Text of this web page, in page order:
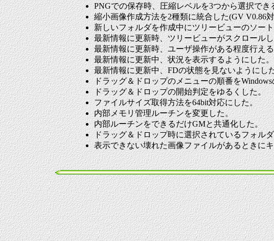
PNGでの保存時、圧縮レベルを3つから選択でき
縮小画像作成方法を2種類に統合した(GV V0.86
新しいフォルダを作成中にツリービューのソー
最新情報に更新時、ツリービューがスクロール
最新情報に更新時、ユーザ操作がある程度行え
最新情報に更新中、状況を表示するようにした。
最新情報に更新中、FDの状態を見ないようにし
ドラッグ＆ドロップのメニューの順番を
ドラッグ＆ドロップの開始判定をゆるくした。
ファイルサイズ取得方法を64bit対応にした。
内部メモリ管理ルーチンを変更した。
内部ルーチンをできるだけGMと共通化した。
ドラッグ＆ドロップ時に選択されているフォル
表示できない壊れた画像ファイルがあるときに